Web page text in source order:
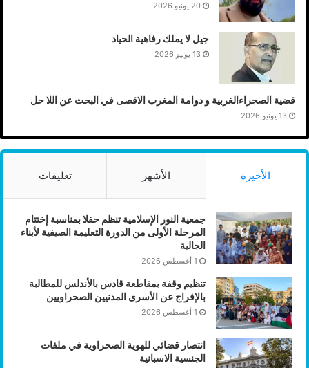
20 يونيو 2026
جيل لا يملك رفاهية الحياد
13 يونيو 2026
قضية الصحراءالغربية و دوامة المغرب الاقصى في البحث عن اللا حل
13 يونيو 2026
الأخيرة الأشهر تعليقات
جمعية النور الإسلامية تنظم حفلا بمناسبة إختتام
المرحلة الأولى من الدورة التعليمة الصيفية لأبناء
الجالية
1 أغسطس 2026
تنظيم وقفة بمقاطعة قادس بالأندلس للمطالبة
بالإفراج عن الأسرى المدنيين الصحراويين
1 أغسطس 2026
انتصار قضائي للهوية الصحراوية في ملفات
الجنسية الاسبانية